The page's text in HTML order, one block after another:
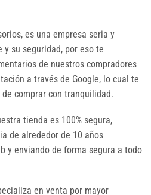
es una empresa seria y
su seguridad, por eso te
de nuestros compradores
a través de Google, lo cual te
comprar con tranquilidad.
tienda es 100% segura,
de alrededor de 10 años
y enviando de forma segura a todo
en venta por mayor